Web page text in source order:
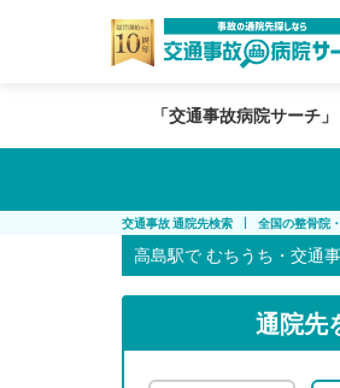
「交通事故病院サーチ
交通事故 通院先検索 全国の整骨院
高島駅で むちうち・交通
通院先